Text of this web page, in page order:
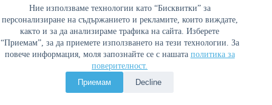
Ние използваме технологии като “Бисквитки” за
персонализиране на съдържанието и рекламите, които виждате,
както и за да анализираме трафика на сайта. Изберете
“Приемам”, за да приемете използването на тези технологии. За
повече информация, моля запознайте се с нашата политика за
поверителност.
Приемам
Decline
Сърбия в ЕС?